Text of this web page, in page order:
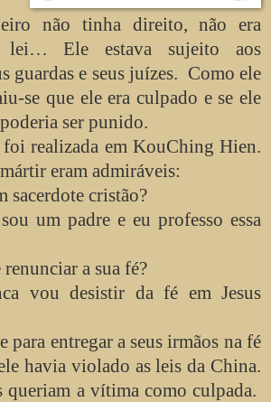
não tinha direito, não era
lei… Ele estava sujeito aos
guardas e seus juízes. Como ele
se que ele era culpado e se ele
ser punido.
realizada em KouChing Hien.
eram admiráveis:
sacerdote cristão?
um padre e eu professo essa
a sua fé?
vou desistir da fé em Jesus
para entregar a seus irmãos na fé
havia violado as leis da China.
queriam a vítima como culpada.